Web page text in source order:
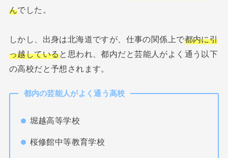
んでした。
しかし、出身は北海道ですが、仕事の関係上で都内に引
っ越していると思われ、都内だと芸能人がよく通う以下
の高校だと予想されます。
都内の芸能人がよく通う高校
堀越高等学校
桜修館中等教育学校